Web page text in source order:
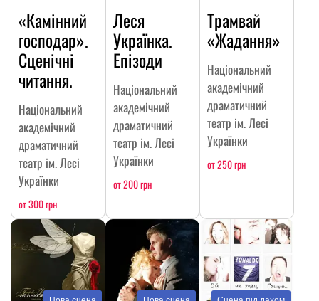
«Камінний
господар».
Сценічні
читання.
Національний
академічний
драматичний
театр ім. Лесі
Українки
от 300 грн
Леся
Українка.
Епізоди
Національний
академічний
драматичний
театр ім. Лесі
Українки
от 200 грн
Трамвай
«Жадання»
Національний
академічний
драматичний
театр ім. Лесі
Українки
от 250 грн